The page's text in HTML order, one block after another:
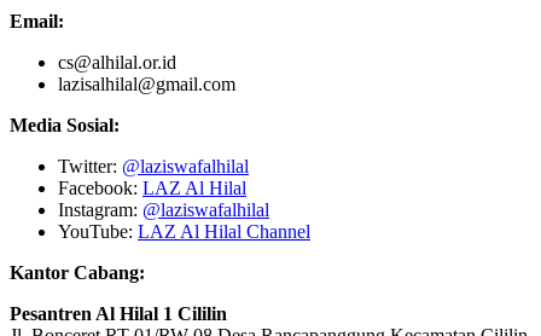
Email:
cs@alhilal.or.id
lazisalhilal@gmail.com
Media Sosial:
Twitter: @laziswafalhilal
Facebook: LAZ Al Hilal
Instagram: @laziswafalhilal
YouTube: LAZ Al Hilal Channel
Kantor Cabang:
Pesantren Al Hilal 1 Cililin